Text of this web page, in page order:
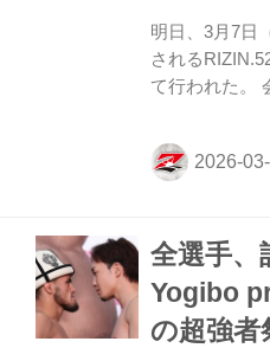
明日、3月7日
される
て行われた。
中、フェイス
ちた公開計量
（YouTube）
チー・ミック
ッチー・ミッ
分 3R（66.0kg
全選手、
Yogibo
の超強者